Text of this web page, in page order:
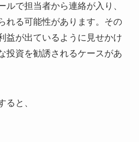
ルで担当者から連絡が入り、
れる可能性があります。その
益が出ているように見せかけ
投資を勧誘されるケースがあ
ると、